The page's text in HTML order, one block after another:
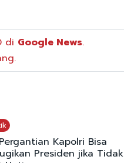
di Google News.
Kapolri Bisa
Presiden jika Tidak